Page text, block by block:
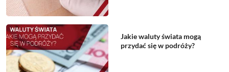
Jakie waluty świata mogą
przydać się w podróży?